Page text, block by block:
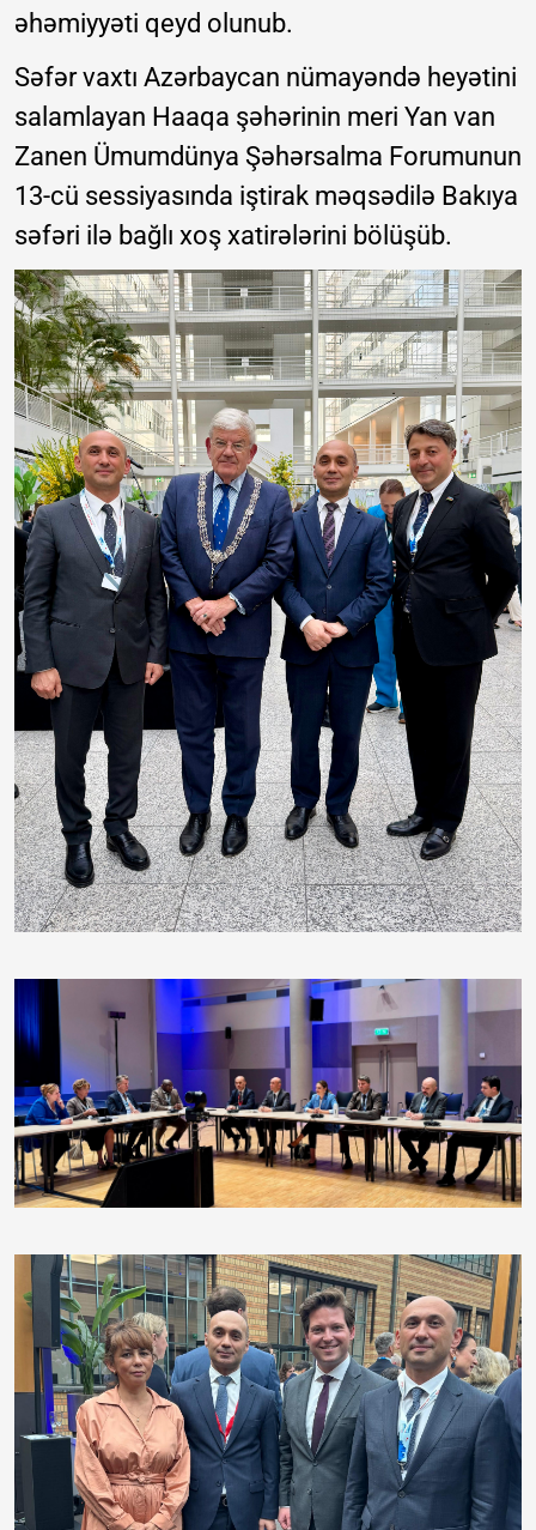
əhəmiyyəti qeyd olunub.
Səfər vaxtı Azərbaycan nümayəndə heyətini
salamlayan Haaqa şəhərinin meri Yan van
Zanen Ümumdünya Şəhərsalma Forumunun
13-cü sessiyasında iştirak məqsədilə Bakıya
səfəri ilə bağlı xoş xatirələrini bölüşüb.